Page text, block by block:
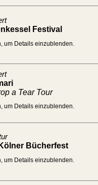
Festival
um Details einzublenden.
a Tear Tour
um Details einzublenden.
Bücherfest
um Details einzublenden.